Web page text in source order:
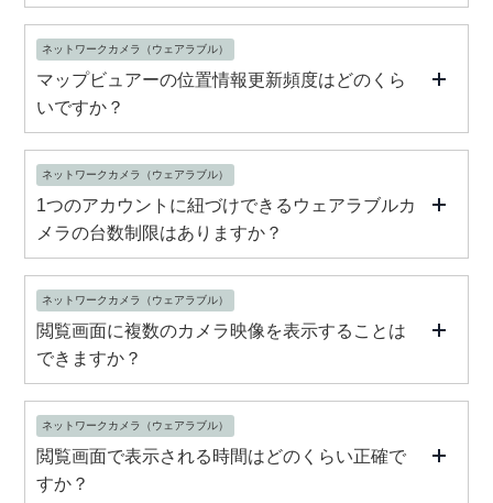
ネットワークカメラ（ウェアラブル）
マップビュアーの位置情報更新頻度はどのくら
いですか？
ネットワークカメラ（ウェアラブル）
1つのアカウントに紐づけできるウェアラブルカ
メラの台数制限はありますか？
ネットワークカメラ（ウェアラブル）
閲覧画面に複数のカメラ映像を表示することは
できますか？
ネットワークカメラ（ウェアラブル）
閲覧画面で表示される時間はどのくらい正確で
すか？